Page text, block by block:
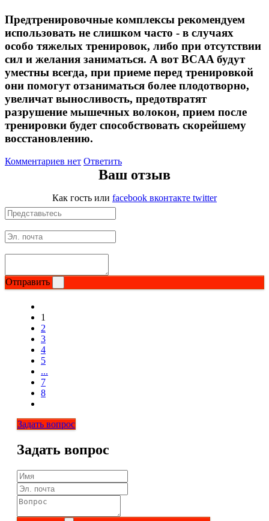
Предтренировочные комплексы рекомендуем
использовать не слишком часто - в случаях
особо тяжелых тренировок, либо при отсутствии
сил и желания заниматься. А вот BCAA будут
уместны всегда, при приеме перед тренировкой
они помогут отзаниматься более плодотворно,
увеличат выносливость, предотвратят
разрушение мышечных волокон, прием после
тренировки будет способствовать скорейшему
восстановлению.
Комментариев нет Ответить
Ваш отзыв
Как гость или facebook вконтакте twitter
Отправить
1
2
3
4
5
...
7
8
Задать вопрос
Задать вопрос